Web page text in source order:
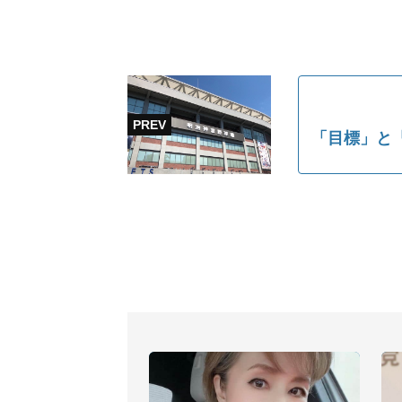
「目標」